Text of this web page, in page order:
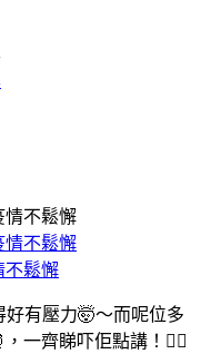
不鬆懈
有壓力🤯〜而呢位多
一齊睇吓佢點講！👆🏻